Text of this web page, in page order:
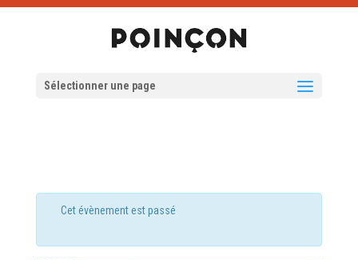
Sélectionner une page
Cet évènement est passé